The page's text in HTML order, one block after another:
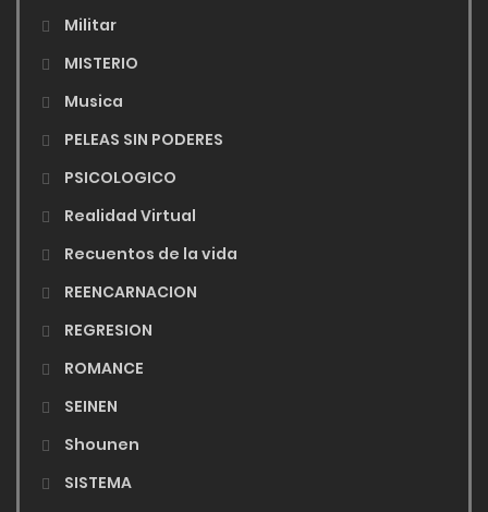
Militar
MISTERIO
Musica
PELEAS SIN PODERES
PSICOLOGICO
Realidad Virtual
Recuentos de la vida
REENCARNACION
REGRESION
ROMANCE
SEINEN
Shounen
SISTEMA